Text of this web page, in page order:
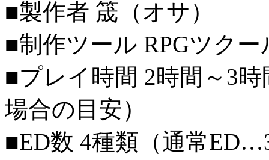
■製作者 筬（オサ）
■制作ツール RPGツクー
■プレイ時間 2時間～3
場合の目安）
■ED数 4種類（通常